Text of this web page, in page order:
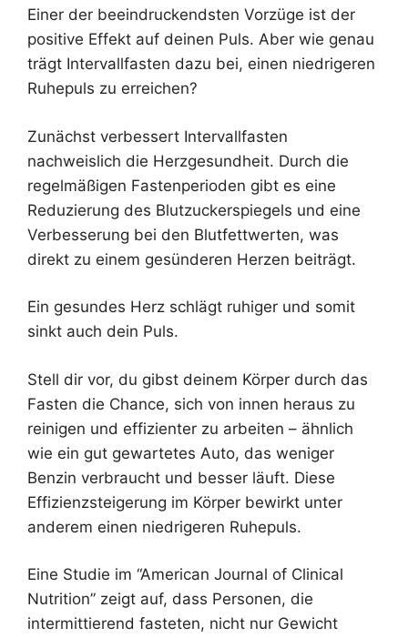
Einer der beeindruckendsten Vorzüge ist der
positive Effekt auf deinen Puls. Aber wie genau
trägt Intervallfasten dazu bei, einen niedrigeren
Ruhepuls zu erreichen?
Zunächst verbessert Intervallfasten
nachweislich die Herzgesundheit. Durch die
regelmäßigen Fastenperioden gibt es eine
Reduzierung des Blutzuckerspiegels und eine
Verbesserung bei den Blutfettwerten, was
direkt zu einem gesünderen Herzen beiträgt.
Ein gesundes Herz schlägt ruhiger und somit
sinkt auch dein Puls.
Stell dir vor, du gibst deinem Körper durch das
Fasten die Chance, sich von innen heraus zu
reinigen und effizienter zu arbeiten – ähnlich
wie ein gut gewartetes Auto, das weniger
Benzin verbraucht und besser läuft. Diese
Effizienzsteigerung im Körper bewirkt unter
anderem einen niedrigeren Ruhepuls.
Eine Studie im “American Journal of Clinical
Nutrition” zeigt auf, dass Personen, die
intermittierend fasteten, nicht nur Gewicht